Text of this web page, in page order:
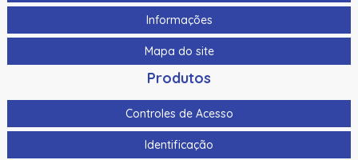
Informações
Mapa do site
Produtos
Controles de Acesso
Identificação